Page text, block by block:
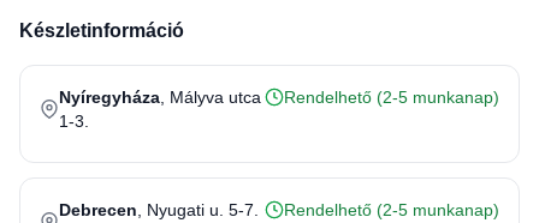
Készletinformáció
Nyíregyháza , Mályva utca
1-3.
Rendelhető (2-5 munkanap)
Debrecen , Nyugati u. 5-7.
Rendelhető (2-5 munkanap)